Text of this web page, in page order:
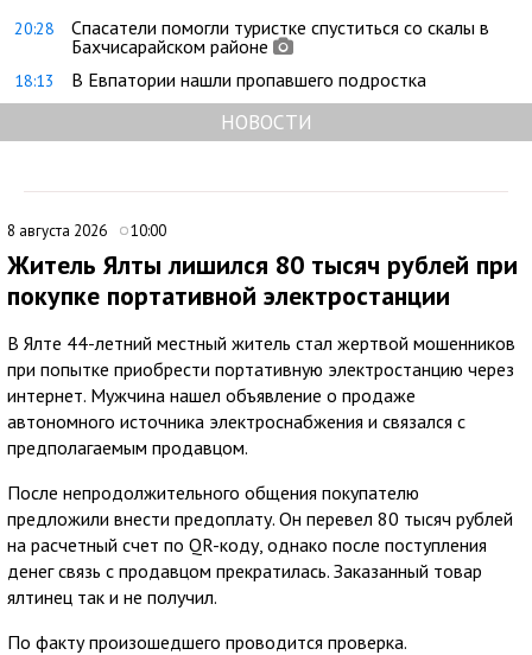
20:28
Спасатели помогли туристке спуститься со скалы в
Бахчисарайском районе
18:13 В Евпатории нашли пропавшего подростка
НОВОСТИ
8 августа 2026 10:00
Житель Ялты лишился 80 тысяч рублей при
покупке портативной электростанции
В Ялте 44-летний местный житель стал жертвой мошенников
при попытке приобрести портативную электростанцию через
интернет. Мужчина нашел объявление о продаже
автономного источника электроснабжения и связался с
предполагаемым продавцом.
После непродолжительного общения покупателю
предложили внести предоплату. Он перевел 80 тысяч рублей
на расчетный счет по QR-коду, однако после поступления
денег связь с продавцом прекратилась. Заказанный товар
ялтинец так и не получил.
По факту произошедшего проводится проверка.